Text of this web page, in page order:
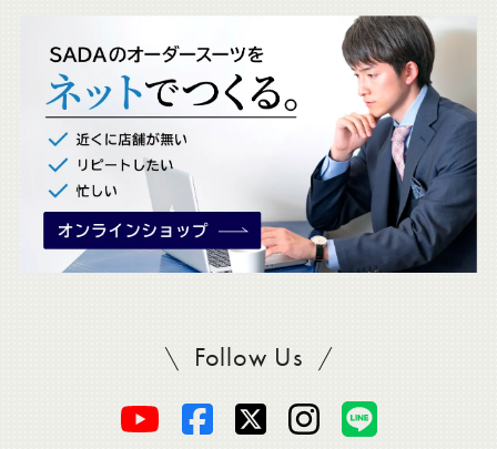
Follow UsSADAをフォロー
オ
オ
オ
オ